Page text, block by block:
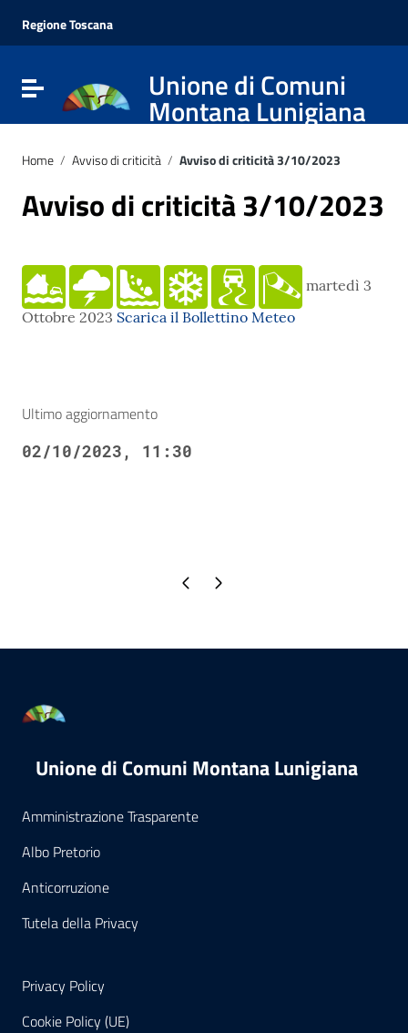
Vai al menu di navigazione
Vai al footer
Regione Toscana
Attiva / disattiva la navigazioneUnione di Comuni
Montana Lunigiana
Home / Avviso di criticità / Avviso di criticità 3/10/2023
Avviso di criticità 3/10/2023
martedì 3
Ottobre 2023 Scarica il Bollettino Meteo
Ultimo aggiornamento
02/10/2023, 11:30
Pagina precedente
Pagina successiva
Unione di Comuni Montana Lunigiana
Amministrazione Trasparente
Albo Pretorio
Anticorruzione
Tutela della Privacy
Privacy Policy
Cookie Policy (UE)